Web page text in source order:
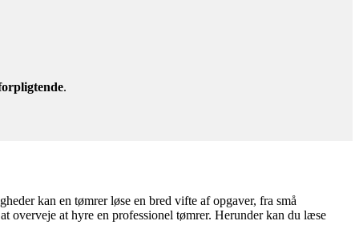
.
kan en tømrer løse en bred vifte af opgaver, fra små
overveje at hyre en professionel tømrer. Herunder kan du læse